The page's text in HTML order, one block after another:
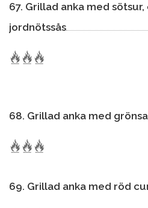
67. Grillad anka med
jordnötssås
68. Grillad anka med
69. Grillad anka med röd